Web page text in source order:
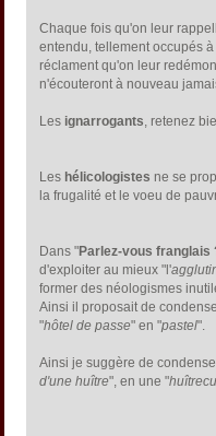
Chaque fois qu'on leur
entendu, tellement occupés
réclament qu'on leur
n'écouteront à nouveau
Les ignarrogants, retenez
Les hélicologistes ne se
la frugalité et le voeu de
Dans "Parlez-vous franglais
d'exploiter au mieux "l'
former des néologismes
Ainsi il proposait de
"hôtel de passe" en "pastel".
Ainsi je suggère de
d'une huître", en une "